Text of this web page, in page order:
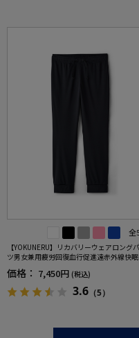
全
【YOKUNERU】リカバリーウェアロング
ツ男女兼用疲労回復血行促進遠赤外線快
NOMIX(R)【一般医療機器】SS～LLサイズ
価格： 7,450円 (税込)
3.6 （5）